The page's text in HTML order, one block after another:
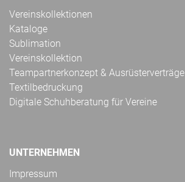
Vereinskollektionen
Kataloge
Sublimation
Vereinskollektion
Teampartnerkonzept & Ausrüsterverträge
Textilbedruckung
Digitale Schuhberatung für Vereine
UNTERNEHMEN
Impressum